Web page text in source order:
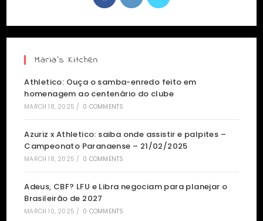
Maria’s Kitchen
Athletico: Ouça o samba-enredo feito em
homenagem ao centenário do clube
MARCH 18, 2025 / 0 COMMENTS
Azuriz x Athletico: saiba onde assistir e palpites –
Campeonato Paranaense – 21/02/2025
MARCH 18, 2025 / 0 COMMENTS
Adeus, CBF? LFU e Libra negociam para planejar o
Brasileirão de 2027
MARCH 10, 2025 / 0 COMMENTS